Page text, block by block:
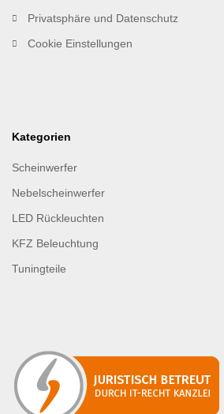
Privatsphäre und Datenschutz
Cookie Einstellungen
Kategorien
Scheinwerfer
Nebelscheinwerfer
LED Rückleuchten
KFZ Beleuchtung
Tuningteile